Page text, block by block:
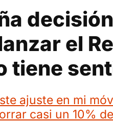
el
tiene
ajuste en mi
casi un 10%